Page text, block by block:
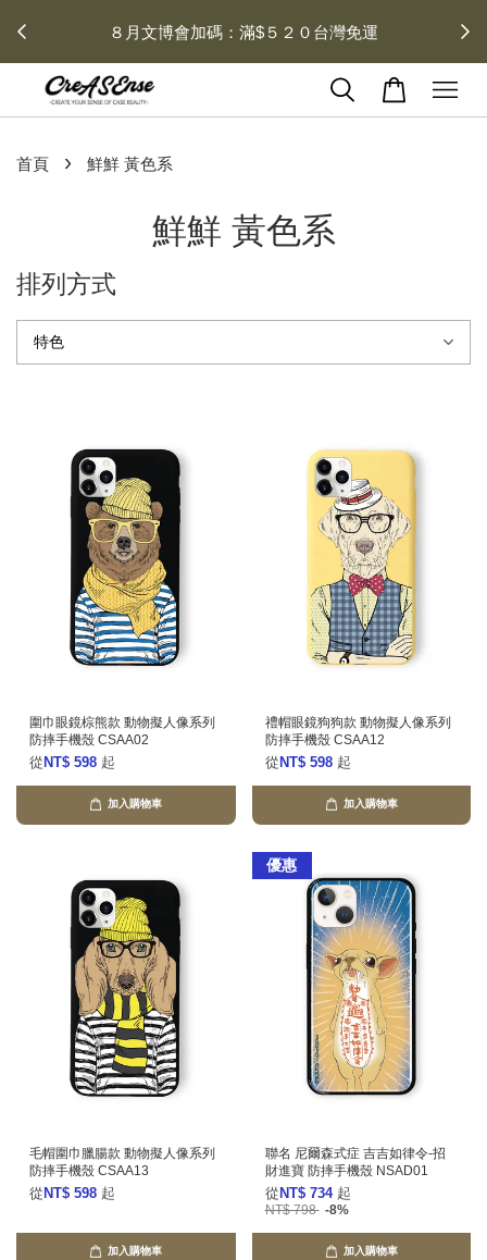
８月文博會加碼：滿$５２０台灣免運
首頁 › 鮮鮮 黃色系
鮮鮮 黃色系
排列方式
圍巾眼鏡棕熊款 動物擬人像系列
防摔手機殼 CSAA02
從 NT$ 598 起
加入購物車
禮帽眼鏡狗狗款 動物擬人像系列
防摔手機殼 CSAA12
從 NT$ 598 起
加入購物車
毛帽圍巾臘腸款 動物擬人像系列
防摔手機殼 CSAA13
從 NT$ 598 起
加入購物車
優惠
聯名 尼爾森式症 吉吉如律令-招
財進寶 防摔手機殼 NSAD01
從 NT$ 734 起
NT$ 798 -8%
加入購物車